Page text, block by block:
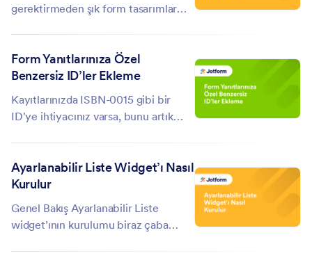
gerektirmeden şık form tasarımlar
tasarlamaya hazır mısınız?Formunuza
özel CSS kodlarını nasıl
verilen CSS...
Form Yanıtlarınıza Özel
Benzersiz ID’ler Ekleme
Kayıtlarınızda ISBN-0015 gibi bir
ID'ye ihtiyacınız varsa, bunu artık
kutusunda yer alan Widget'lar
bölümünün altında bulabilirsiniz.
Ayarlanabilir Liste Widget’ı Nasıl
Kurulur
Genel Bakış Ayarlanabilir Liste
widget’ının kurulumu biraz çaba